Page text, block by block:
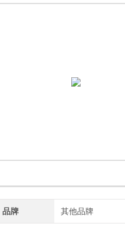
品牌 其他品牌